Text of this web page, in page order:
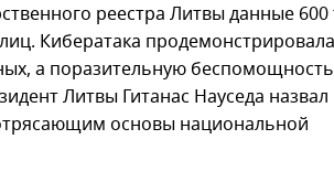
реестра Литвы данные
Кибератака
а поразительную
Литвы Гитанас Науседа назвал
основы национальной